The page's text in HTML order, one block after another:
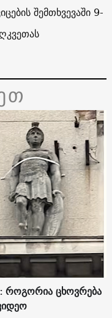
შემთხვევაში 9-
როგორია ცხოვრება